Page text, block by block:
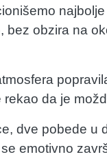
bez obzira na
da je
dve pobede u
emotivno